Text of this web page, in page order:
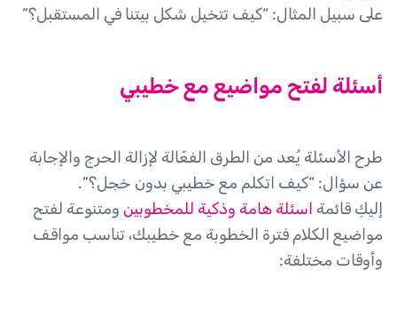
على سبيل المثال: “كيف تتخيل شكل بيتنا في المستقبل؟”
أسئلة لفتح مواضيع مع خطيبي
طرح الأسئلة يُعد من الطرق الفعّالة لإزالة الحرج والإجابة
عن سؤال: “كيف اتكلم مع خطيبي بدون خجل؟”.
إليكِ قائمة اسئلة هامة وذكية للمخطوبين ومتنوعة لفتح
مواضيع الكلام فترة الخطوبة مع خطيبك، تناسب مواقف
وأوقات مختلفة: